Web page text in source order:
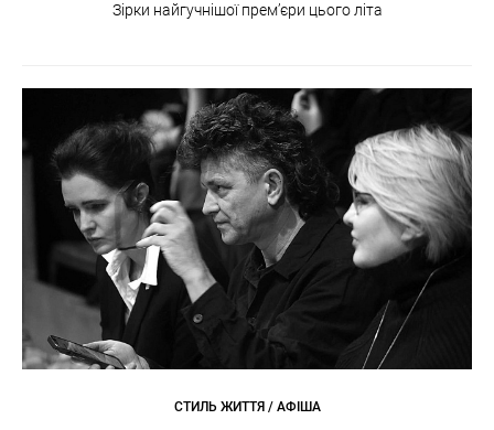
Зірки найгучнішої премʼєри цього літа
СТИЛЬ ЖИТТЯ / АФІША